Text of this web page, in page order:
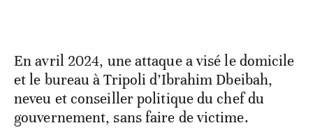
En avril 2024, une attaque a visé le domicile
et le bureau à Tripoli d’Ibrahim Dbeibah,
neveu et conseiller politique du chef du
gouvernement, sans faire de victime.